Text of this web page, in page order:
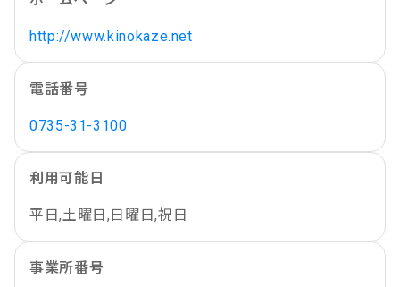
http://www.kinokaze.net
電話番号
0735-31-3100
利用可能日
平日,土曜日,日曜日,祝日
事業所番号